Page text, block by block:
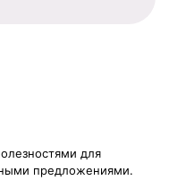
для
предложениями.